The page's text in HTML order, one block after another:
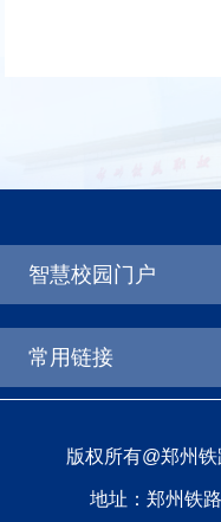
版权所有@郑州
地址：郑州铁